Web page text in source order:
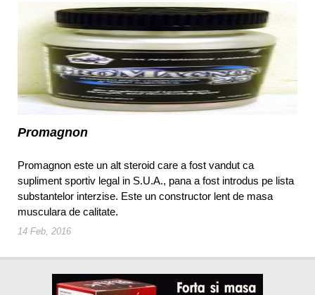
Promagnon
Promagnon este un alt steroid care a fost vandut ca
supliment sportiv legal in S.U.A., pana a fost introdus pe lista
substantelor interzise. Este un constructor lent de masa
musculara de calitate.
14 Feb, 2016